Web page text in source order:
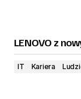
LENOVO z
IT Kariera